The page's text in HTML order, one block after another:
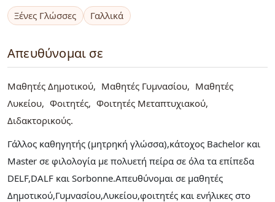
Ξένες Γλώσσες Γαλλικά
Απευθύνομαι σε
Μαθητές Δημοτικού Μαθητές Γυμνασίου
Μαθητές
Λυκείου
Φοιτητές
Φοιτητές Μεταπτυχιακού
Διδακτορικούς
Γάλλος καθηγητής (μητρηκή γλώσσα),κάτοχος Bachelor και
Μaster σε φιλολογία με πολυετή πείρα σε όλα τα επίπεδα
DELF,DALF και Sorbonne.Απευθύνομαι σε μαθητές
Δημοτικού,Γυμνασίου,Λυκείου,φοιτητές και ενήλικες στο